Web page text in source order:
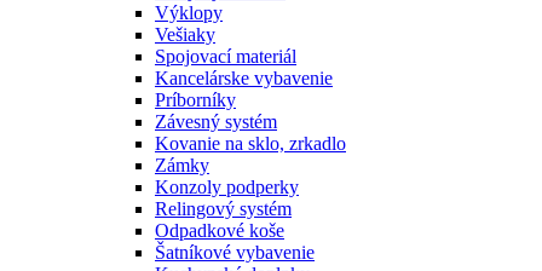
Výklopy
Vešiaky
Spojovací materiál
Kancelárske vybavenie
Príborníky
Závesný systém
Kovanie na sklo, zrkadlo
Zámky
Konzoly podperky
Relingový systém
Odpadkové koše
Šatníkové vybavenie